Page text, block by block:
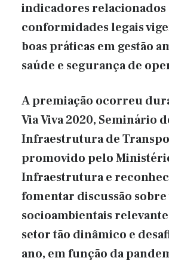
indicadores relacionados
conformidades legais
boas práticas em gestão
saúde e segurança de
A premiação ocorreu
Via Viva 2020, Seminário
Infraestrutura de
promovido pelo
Infraestrutura e
fomentar discussão
socioambientais
setor tão dinâmico e
ano, em função da